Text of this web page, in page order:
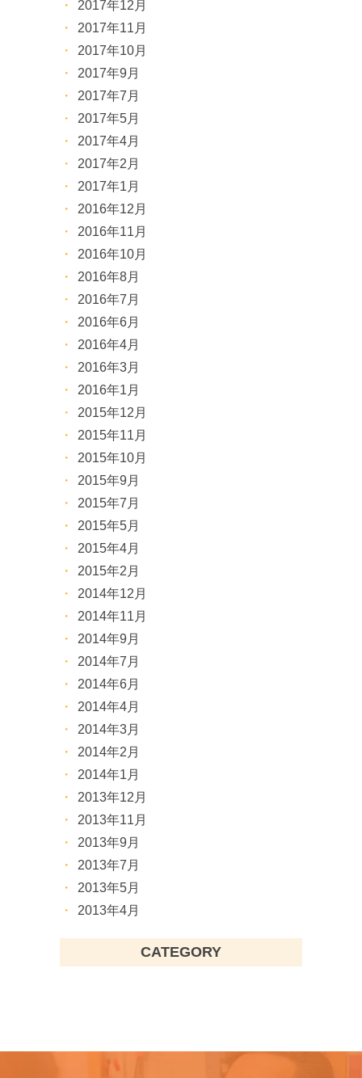
2017年12月
2017年11月
2017年10月
2017年9月
2017年7月
2017年5月
2017年4月
2017年2月
2017年1月
2016年12月
2016年11月
2016年10月
2016年8月
2016年7月
2016年6月
2016年4月
2016年3月
2016年1月
2015年12月
2015年11月
2015年10月
2015年9月
2015年7月
2015年5月
2015年4月
2015年2月
2014年12月
2014年11月
2014年9月
2014年7月
2014年6月
2014年4月
2014年3月
2014年2月
2014年1月
2013年12月
2013年11月
2013年9月
2013年7月
2013年5月
2013年4月
CATEGORY